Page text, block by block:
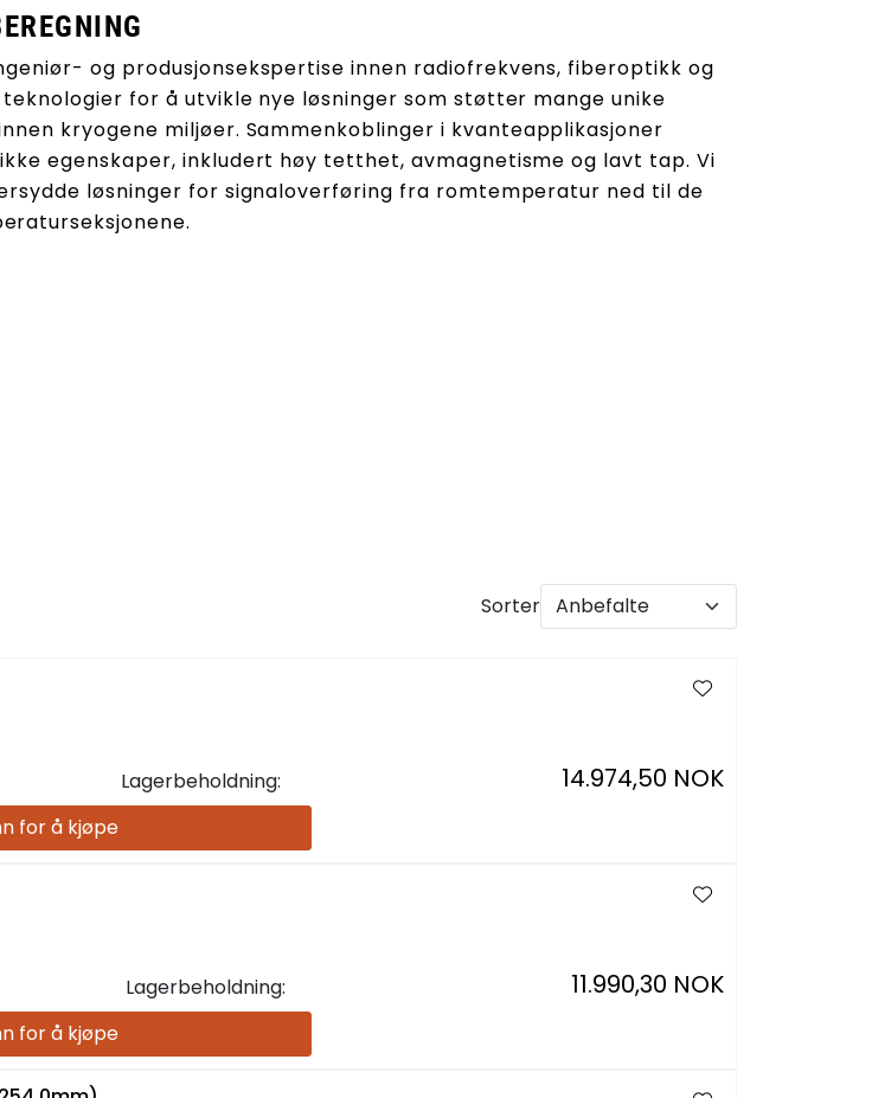
og produsjonsekspertise innen radiofrekvens, fiberoptikk og
for å utvikle nye løsninger som støtter mange unike
kryogene miljøer. Sammenkoblinger i kvanteapplikasjoner
egenskaper, inkludert høy tetthet, avmagnetisme og lavt tap. Vi
løsninger for signaloverføring fra romtemperatur ned til de
Sorter
Lagerbeholdning: 14.974,50 NOK
for å kjøpe
Lagerbeholdning: 11.990,30 NOK
for å kjøpe